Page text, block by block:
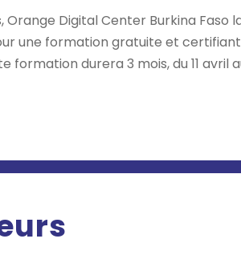
Orange Digital Center Burkina
une formation gratuite et
durera 3 mois, du 11 avril